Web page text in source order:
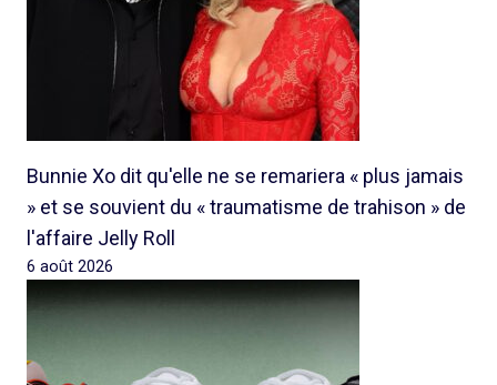
Bunnie Xo dit qu'elle ne se remariera « plus jamais
» et se souvient du « traumatisme de trahison » de
l'affaire Jelly Roll
6 août 2026